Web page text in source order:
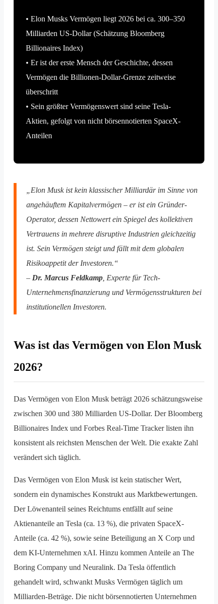
• Elon Musks Vermögen liegt 2026 bei ca. 300–350
Milliarden US-Dollar (Schätzung Bloomberg
Billionaires Index)
• Er ist der erste Mensch der Geschichte, dessen
Vermögen die Billionen-Dollar-Grenze zeitweise
überschritt
• Sein größter Vermögenswert sind seine Tesla-
Aktien, gefolgt von nicht börsennotierten SpaceX-
Anteilen
„Elon Musk ist kein klassischer Milliardär im Sinne von
angehäuftem Kapitalvermögen – er ist ein Gründer-
Operator, dessen Nettowert ein Spiegel des kollektiven
Vertrauens in mehrere disruptive Industrien gleichzeitig
ist. Sein Vermögen steigt und fällt mit dem globalen
Risikoappetit der Investoren.“
– Dr. Marcus Feldkamp , Experte für Tech-
Unternehmensfinanzierung und Vermögensstrukturen bei
institutionellen Investoren.
Was ist das Vermögen von Elon Musk
2026?
Das Vermögen von Elon Musk beträgt 2026 schätzungsweise
zwischen 300 und 380 Milliarden US-Dollar. Der Bloomberg
Billionaires Index und Forbes Real-Time Tracker listen ihn
konsistent als reichsten Menschen der Welt. Die exakte Zahl
verändert sich täglich.
Das Vermögen von Elon Musk ist kein statischer Wert,
sondern ein dynamisches Konstrukt aus Marktbewertungen.
Der Löwenanteil seines Reichtums entfällt auf seine
Aktienanteile an Tesla (ca. 13 %), die privaten SpaceX-
Anteile (ca. 42 %), sowie seine Beteiligung an X Corp und
dem KI-Unternehmen xAI. Hinzu kommen Anteile an The
Boring Company und Neuralink. Da Tesla öffentlich
gehandelt wird, schwankt Musks Vermögen täglich um
Milliarden-Beträge. Die nicht börsennotierten Unternehmen